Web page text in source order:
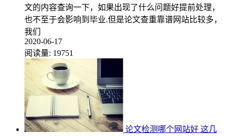
文的内容查询一下，如果出现了什么问题好提前处理，
也不至于会影响到毕业.但是论文查重靠谱网站比较多，
我们
2020-06-17
阅读量: 19751
论文检测哪个网站好 这几